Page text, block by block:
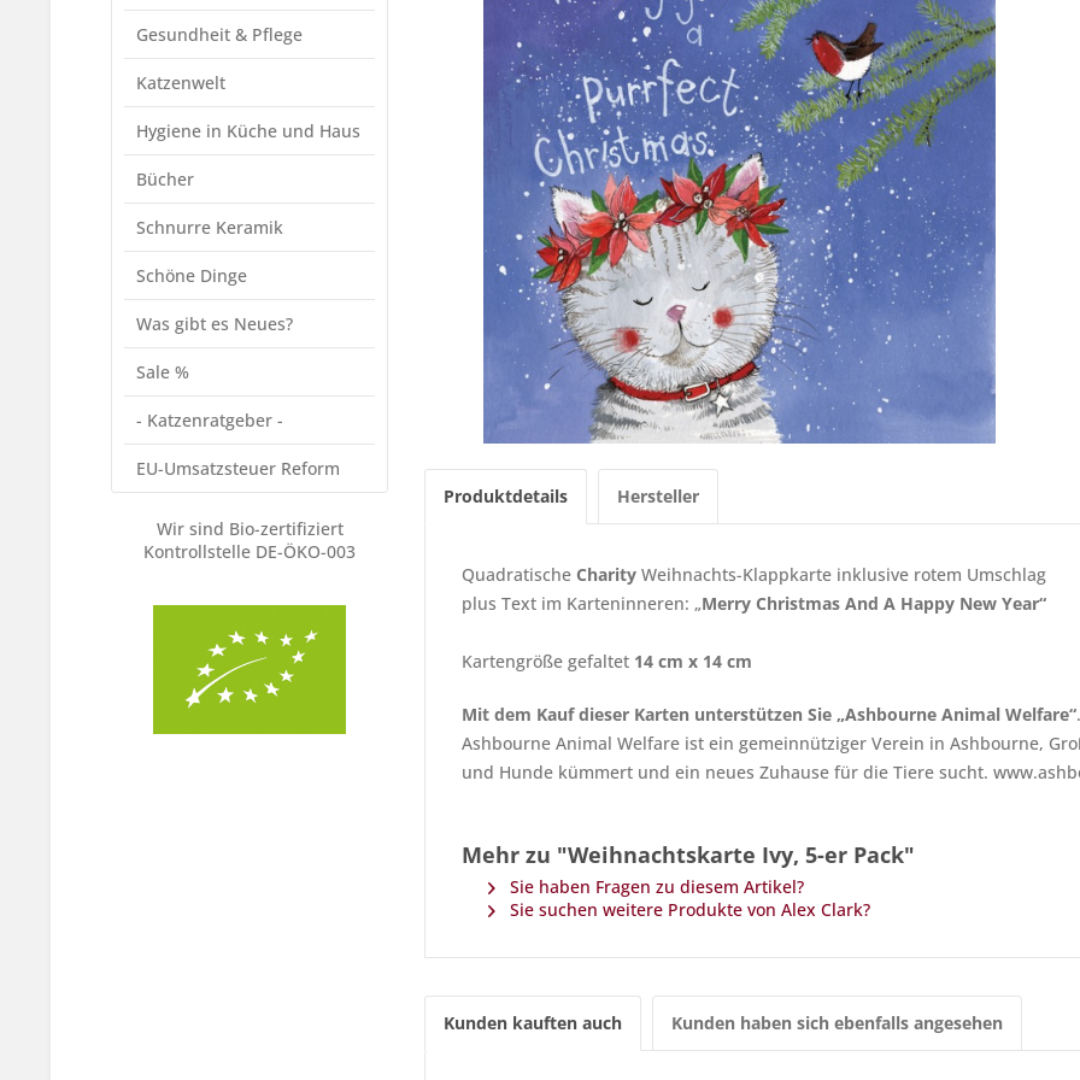
Gesundheit & Pflege
Katzenwelt
Hygiene in Küche und Haus
Bücher
Schnurre Keramik
Schöne Dinge
Was gibt es Neues?
Sale %
- Katzenratgeber -
EU-Umsatzsteuer Reform
Wir sind Bio-zertifiziert
Kontrollstelle DE-ÖKO-003
Produktdetails Hersteller
Quadratische Charity Weihnachts-Klappkarte inklusive rotem Umschlag
plus Text im Karteninneren: „Merry Christmas And A Happy New Year“
Kartengröße gefaltet 14 cm x 14 cm
Mit dem Kauf dieser Karten unterstützen Sie „Ashbourne Animal Welfare“.
Ashbourne Animal Welfare ist ein gemeinnütziger Verein in Ashbourne,
und Hunde kümmert und ein neues Zuhause für die Tiere sucht.
Mehr zu "Weihnachtskarte Ivy, 5-er Pack"
Sie haben Fragen zu diesem Artikel?
Sie suchen weitere Produkte von Alex Clark?
Kunden kauften auch Kunden haben sich ebenfalls angesehen